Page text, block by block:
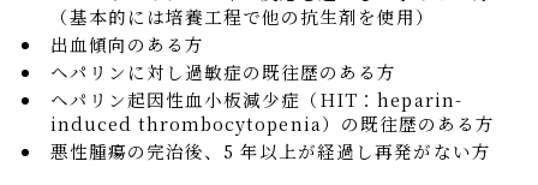
（基本的には培養工程で他の抗生剤を使用）
出血傾向のある方
ヘパリンに対し過敏症の既往歴のある方
ヘパリン起因性血小板減少症（HIT：heparin-
induced thrombocytopenia）の既往歴のある方
悪性腫瘍の完治後、5 年以上が経過し再発がない方